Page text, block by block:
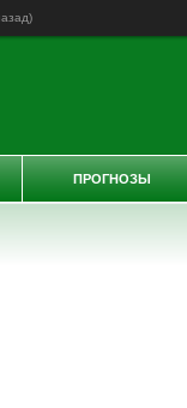
)
ПРОГНОЗЫ